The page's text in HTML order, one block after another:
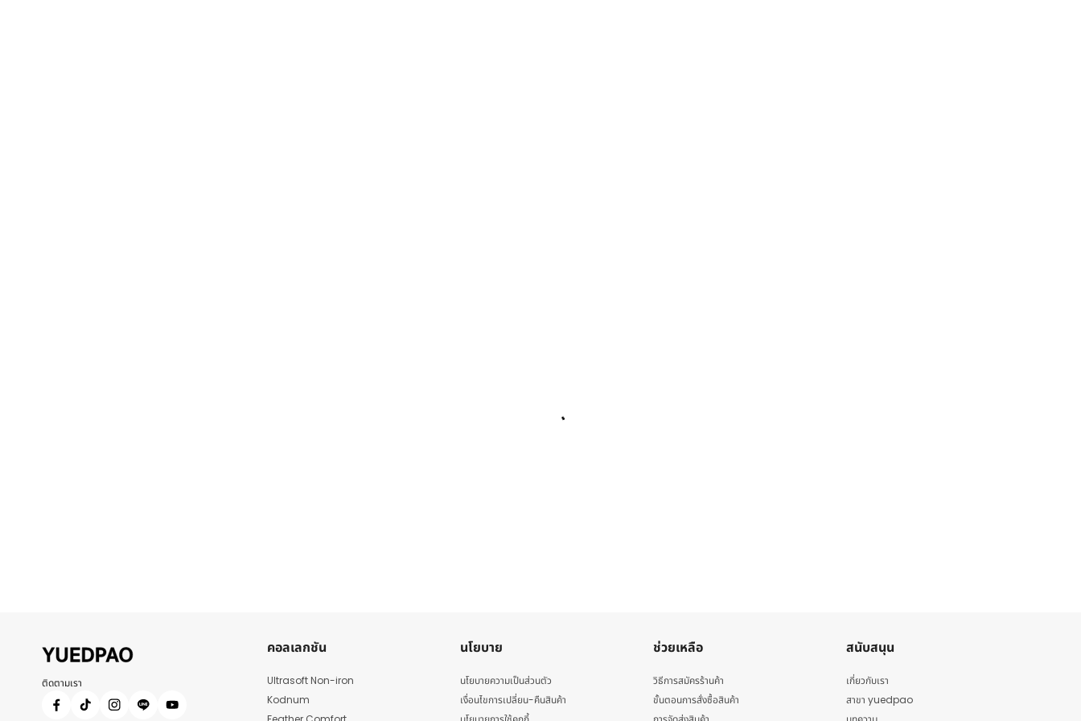
ติดตามเรา
คอลเลกชัน
Ultrasoft Non-iron
Kodnum
นโยบาย
นโยบายความเป็นส่วนตัว
เงื่อนไขการเปลี่ยน-คืนสินค้า
ช่วยเหลือ
วิธีการสมัครร้านค้า
ขั้นตอนการสั่งซื้อสินค้า
สนับสนุน
เกี่ยวกับเรา
สาขา yuedpao